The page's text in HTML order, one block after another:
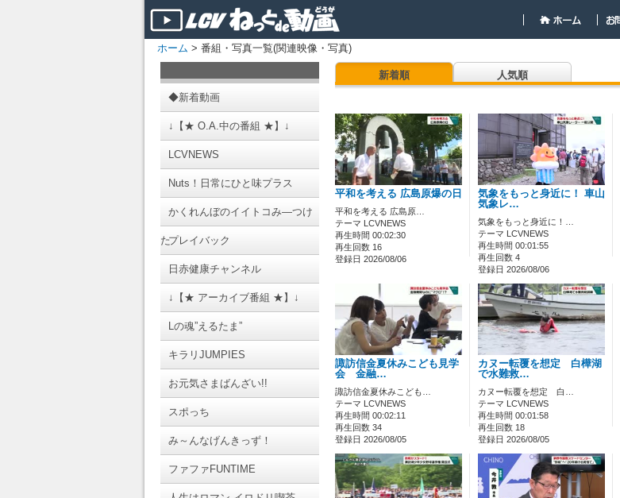
ホーム > 番組・写真一覧(関連映像・写真)
◆新着動画
↓【★ O.A.中の番組 ★】↓
LCVNEWS
Nuts！日常にひと味プラス
かくれんぼのイイトコみ―つけ
たプレイバック
日赤健康チャンネル
↓【★ アーカイブ番組 ★】↓
Lの魂”えるたま”
キラリJUMPIES
お元気さまばんざい!!
スポっち
み～んなげんきっず！
ファファFUNTIME
新着順 人気順
平和を考える 広島原爆の日
平和を考える 広島原…
テーマ LCVNEWS
再生時間 00:02:30
再生回数 16
登録日 2026/08/06
気象をもっと身近に！ 車山
気象レ…
気象をもっと身近に！…
テーマ LCVNEWS
再生時間 00:01:55
再生回数 4
登録日 2026/08/06
諏訪信金夏休みこども見学
会 金融…
諏訪信金夏休みこども…
テーマ LCVNEWS
再生時間 00:02:11
再生回数 34
登録日 2026/08/05
カヌー転覆を想定 白樺湖
で水難救…
カヌー転覆を想定 白…
テーマ LCVNEWS
再生時間 00:01:58
再生回数 18
登録日 2026/08/05